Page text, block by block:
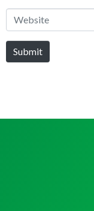
Website
Submit